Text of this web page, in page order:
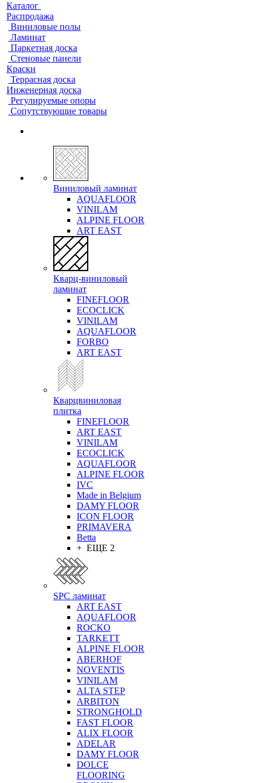
Каталог
Распродажа
Виниловые полы
Ламинат
Паркетная доска
Стеновые панели
Краски
Террасная доска
Инженерная доска
Регулируемые опоры
Сопутствующие товары
Виниловый ламинат
AQUAFLOOR
VINILAM
ALPINE FLOOR
ART EAST
Кварц-виниловый
ламинат
FINEFLOOR
ECOCLICK
VINILAM
AQUAFLOOR
FORBO
ART EAST
Кварцвиниловая
плитка
FINEFLOOR
ART EAST
VINILAM
ECOCLICK
AQUAFLOOR
ALPINE FLOOR
IVC
Made in Belgium
DAMY FLOOR
ICON FLOOR
PRIMAVERA
Betta
+ ЕЩЕ 2
SPC ламинат
ART EAST
AQUAFLOOR
ROCKO
TARKETT
ALPINE FLOOR
ABERHOF
NOVENTIS
VINILAM
ALTA STEP
ARBITON
STRONGHOLD
FAST FLOOR
ALIX FLOOR
ADELAR
DAMY FLOOR
DOLCE
FLOORING